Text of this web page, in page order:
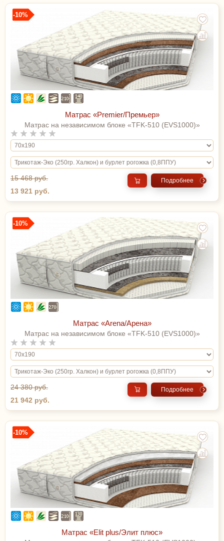
-10%
Матрас «Premier/Премьер»
Матрас на независимом блоке «TFK-510 (EVS1000)»
15 468 руб.
13 921 руб.
Подробнее
-10%
Матрас «Arena/Арена»
Матрас на независимом блоке «TFK-510 (EVS1000)»
24 380 руб.
21 942 руб.
Подробнее
-10%
Матрас «Elit plus/Элит плюс»